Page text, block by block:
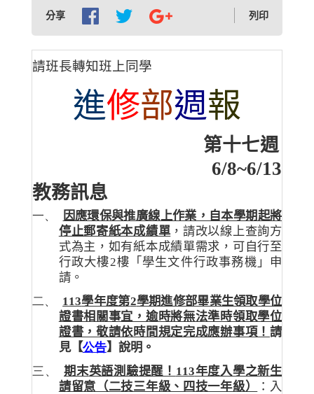
分享 列印
請班長轉知班上同學
進修部週報
第十七週
6/8~6/13
教務訊息
一、
因應環保與推廣線上作業，自本學期起將
停止郵寄紙本成績單 ，請改以線上查詢方
式為主，如有紙本成績單需求，可自行至
行政大樓2樓「學生文件行政事務機」申
請。
二、
113學年度第2學期進修部畢業生領取學位
證書相關事宜，逾時將無法準時領取學位
證書，敬請依時間規定完成應辦事項！ 請
見【公告】說明。
三、
期末英語測驗提醒！ 113年度入學之新生
請留意（二技三年級、四技一年級）
： 入